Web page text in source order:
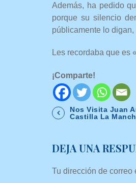
Además, ha pedido
porque su silencio
públicamente lo
Les recordaba que es
¡Comparte!
Nos Visita Juan
Castilla La
DEJA UNA
Tu dirección de correo